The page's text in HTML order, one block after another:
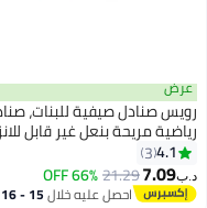
2
عرض
رويس صنادل صيفية للبنات،
رياضية مريحة بنعل غير قابل
أحذية شاطئ قابلة للتنفس
الوزن للأطفال، مناسبة للأنشطة
الخارجية
4.1
3
د.ب‏7.09
21.29
66% OFF
احصل عليه خلال 15 - 16